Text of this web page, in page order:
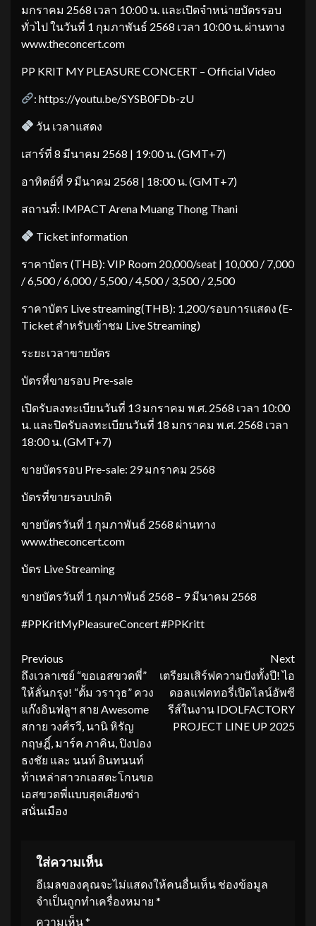
มกราคม 2568 เวลา 10:00 น. และเปิดจำหน่ายบัตรรอบ
ทั่วไป ในวันที่ 1 กุมภาพันธ์ 2568 เวลา 10:00 น. ผ่านทาง
www.theconcert.com
PP KRIT MY PLEASURE CONCERT – Official Video
: https://youtu.be/SYSB0FDb-zU
วัน เวลาแสดง
เสาร์ที่ 8 มีนาคม 2568 | 19:00 น. (GMT+7)
อาทิตย์ที่ 9 มีนาคม 2568 | 18:00 น. (GMT+7)
สถานที่: IMPACT Arena Muang Thong Thani
Ticket information
ราคาบัตร (THB): VIP Room 20,000/seat | 10,000 / 7,000
/ 6,500 / 6,000 / 5,500 / 4,500 / 3,500 / 2,500
ราคาบัตร Live streaming(THB): 1,200/รอบการแสดง (E-
Ticket สำหรับเข้าชม Live Streaming)
ระยะเวลาขายบัตร
บัตรที่ขายรอบ Pre-sale
เปิดรับลงทะเบียนวันที่ 13 มกราคม พ.ศ. 2568 เวลา 10:00
น. และปิดรับลงทะเบียนวันที่ 18 มกราคม พ.ศ. 2568 เวลา
18:00 น. (GMT+7)
ขายบัตรรอบ Pre-sale: 29 มกราคม 2568
บัตรที่ขายรอบปกติ
ขายบัตรวันที่ 1 กุมภาพันธ์ 2568 ผ่านทาง
www.theconcert.com
บัตร Live Streaming
ขายบัตรวันที่ 1 กุมภาพันธ์ 2568 – 9 มีนาคม 2568
#PPKritMyPleasureConcert #PPKritt
Continue
Reading
Previous
ถึงเวลาเซย์ “ขอเอสขวดพี่”
ให้ลั่นกรุง! “ตั้ม วราวุธ” ควง
แก๊งอินฟลูฯ สาย Awesome
สกาย วงศ์รวี, นานิ หิรัญ
กฤษฎิ์, มาร์ค ภาคิน, ปิงปอง
ธงชัย และ นนท์ อินทนนท์
ท้าเหล่าสาวกเอสตะโกนขอ
เอสขวดพี่แบบสุดเสียงซ่า
สนั่นเมือง
Next
เตรียมเสิร์ฟความปังทั้งปี! ไอ
ดอลแฟคทอรี่เปิดไลน์อัพซี
รีส์ในงาน IDOLFACTORY
PROJECT LINE UP 2025
ใส่ความเห็น
อีเมลของคุณจะไม่แสดงให้คนอื่นเห็น ช่องข้อมูล
จำเป็นถูกทำเครื่องหมาย *
ความเห็น*